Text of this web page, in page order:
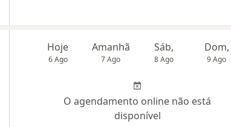
Hoje
6 Ago
Amanhã
7 Ago
Sáb,
8 Ago
Dom,
9 Ago
O agendamento online não está
disponível